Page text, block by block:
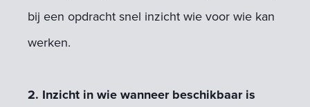
bij een opdracht snel inzicht wie voor wie kan
werken.
2. Inzicht in wie wanneer beschikbaar is